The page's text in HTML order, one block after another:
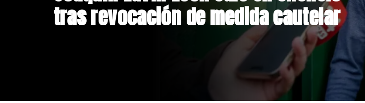
de relaciones consulares